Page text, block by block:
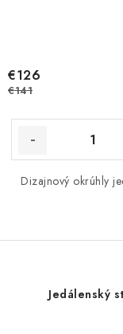
€126
€141
Dizajnový okrúhly
Jedálenský